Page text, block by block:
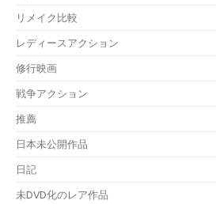
リメイク比較
レディースアクション
修行映画
戦争アクション
推薦
日本未公開作品
日記
未DVD化のレア作品